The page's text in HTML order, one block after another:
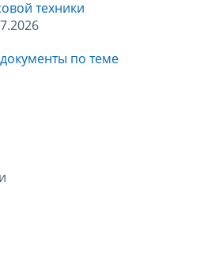
техники
по теме